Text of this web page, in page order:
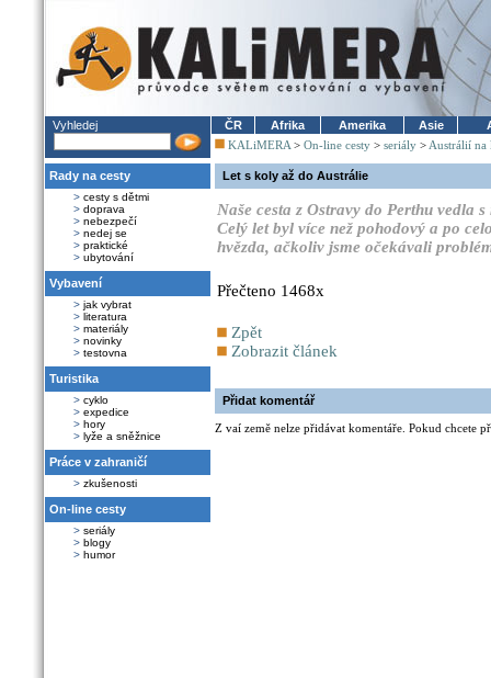
Vyhledej
Rady na cesty
> cesty s dětmi
> doprava
> nebezpečí
> nedej se
> praktické
> ubytování
Vybavení
> jak vybrat
> literatura
> materiály
> novinky
> testovna
Turistika
> cyklo
> expedice
> hory
> lyže a sněžnice
Práce v zahraničí
> zkušenosti
On-line cesty
> seriály
> blogy
> humor
ČR Afrika Amerika Asie
KALiMERA > On-line cesty > seriály > Austrálií na
Let s koly až do Austrálie
Naše cesta z Ostravy do Perthu vedla
Celý let byl více než pohodový a po
hvězda, ačkoliv jsme očekávali
Přečteno 1468x
Zpět
Zobrazit článek
Přidat komentář
Z vaí země nelze přidávat komentáře. Pokud chcete